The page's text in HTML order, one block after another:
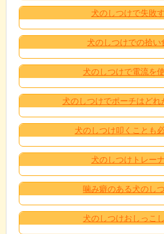
犬のしつけで失敗
犬のしつけでの拾い
犬のしつけで電流を
犬のしつけでポーチはどれ
犬のしつけ叩くことも
犬のしつけトレー
噛み癖のある犬のし
犬のしつけおしっこ